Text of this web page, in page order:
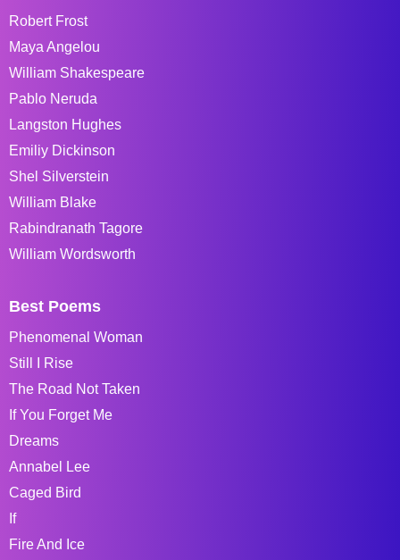
Robert Frost
Maya Angelou
William Shakespeare
Pablo Neruda
Langston Hughes
Emiliy Dickinson
Shel Silverstein
William Blake
Rabindranath Tagore
William Wordsworth
Best Poems
Phenomenal Woman
Still I Rise
The Road Not Taken
If You Forget Me
Dreams
Annabel Lee
Caged Bird
If
Fire And Ice